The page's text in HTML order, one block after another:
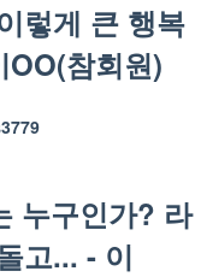
렇게 큰 행복
참회원)
3779
누구인가? 라
고... - 이